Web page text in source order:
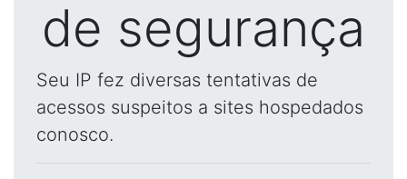
de segurança
Seu IP fez diversas tentativas de
acessos suspeitos a sites hospedados
conosco.